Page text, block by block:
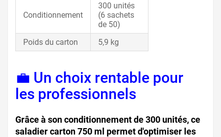
Conditionnement
300 unités
(6 sachets
de 50)
Poids du carton
5,9 kg
💼 Un choix rentable pour
les professionnels
Grâce à son conditionnement de 300 unités, ce
saladier carton 750 ml permet d'optimiser les